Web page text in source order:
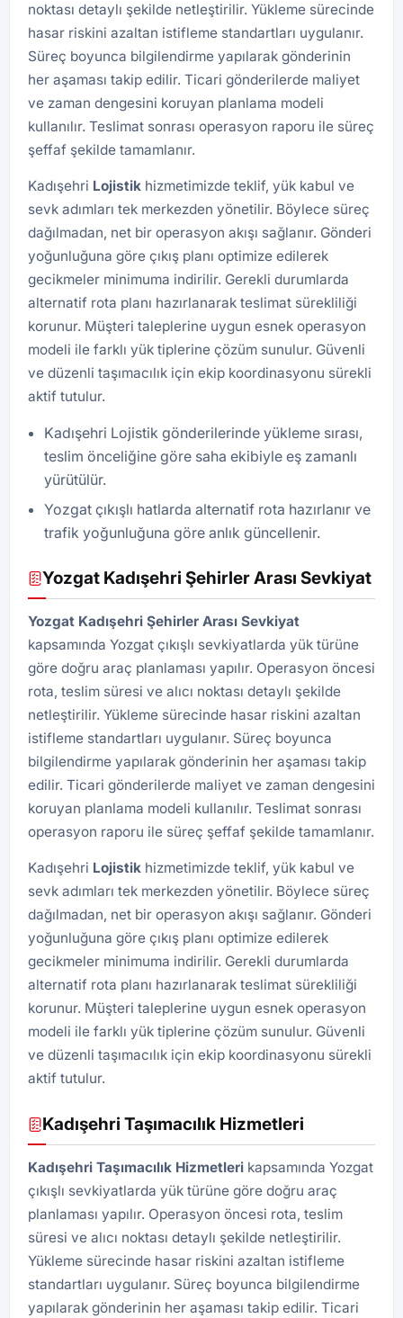
noktası detaylı şekilde netleştirilir. Yükleme sürecinde
hasar riskini azaltan istifleme standartları uygulanır.
Süreç boyunca bilgilendirme yapılarak gönderinin
her aşaması takip edilir. Ticari gönderilerde maliyet
ve zaman dengesini koruyan planlama modeli
kullanılır. Teslimat sonrası operasyon raporu ile süreç
şeffaf şekilde tamamlanır.
Kadışehri Lojistik hizmetimizde teklif, yük kabul ve
sevk adımları tek merkezden yönetilir. Böylece süreç
dağılmadan, net bir operasyon akışı sağlanır. Gönderi
yoğunluğuna göre çıkış planı optimize edilerek
gecikmeler minimuma indirilir. Gerekli durumlarda
alternatif rota planı hazırlanarak teslimat sürekliliği
korunur. Müşteri taleplerine uygun esnek operasyon
modeli ile farklı yük tiplerine çözüm sunulur. Güvenli
ve düzenli taşımacılık için ekip koordinasyonu sürekli
aktif tutulur.
Kadışehri Lojistik gönderilerinde yükleme sırası,
teslim önceliğine göre saha ekibiyle eş zamanlı
yürütülür.
Yozgat çıkışlı hatlarda alternatif rota hazırlanır ve
trafik yoğunluğuna göre anlık güncellenir.
Yozgat Kadışehri Şehirler Arası Sevkiyat
Yozgat Kadışehri Şehirler Arası Sevkiyat
kapsamında Yozgat çıkışlı sevkiyatlarda yük türüne
göre doğru araç planlaması yapılır. Operasyon öncesi
rota, teslim süresi ve alıcı noktası detaylı şekilde
netleştirilir. Yükleme sürecinde hasar riskini azaltan
istifleme standartları uygulanır. Süreç boyunca
bilgilendirme yapılarak gönderinin her aşaması takip
edilir. Ticari gönderilerde maliyet ve zaman dengesini
koruyan planlama modeli kullanılır. Teslimat sonrası
operasyon raporu ile süreç şeffaf şekilde tamamlanır.
Kadışehri Lojistik hizmetimizde teklif, yük kabul ve
sevk adımları tek merkezden yönetilir. Böylece süreç
dağılmadan, net bir operasyon akışı sağlanır. Gönderi
yoğunluğuna göre çıkış planı optimize edilerek
gecikmeler minimuma indirilir. Gerekli durumlarda
alternatif rota planı hazırlanarak teslimat sürekliliği
korunur. Müşteri taleplerine uygun esnek operasyon
modeli ile farklı yük tiplerine çözüm sunulur. Güvenli
ve düzenli taşımacılık için ekip koordinasyonu sürekli
aktif tutulur.
Kadışehri Taşımacılık Hizmetleri
Kadışehri Taşımacılık Hizmetleri kapsamında Yozgat
çıkışlı sevkiyatlarda yük türüne göre doğru araç
planlaması yapılır. Operasyon öncesi rota, teslim
süresi ve alıcı noktası detaylı şekilde netleştirilir.
Yükleme sürecinde hasar riskini azaltan istifleme
standartları uygulanır. Süreç boyunca bilgilendirme
yapılarak gönderinin her aşaması takip edilir. Ticari